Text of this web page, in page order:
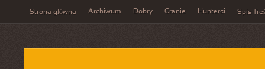
Strona główna Archiwum Dobry Granie Huntersi Spis